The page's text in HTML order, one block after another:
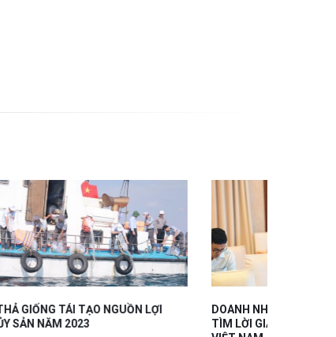
DOANH NHÂN NGUYỄN HOÀNG ANH ĐI
TÌM LỜI GIẢI CHO NGÀNH THUỶ SẢN